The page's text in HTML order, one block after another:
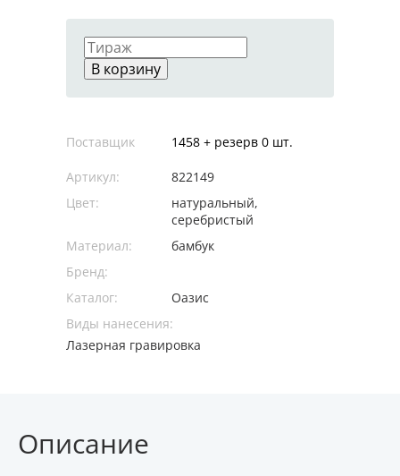
В корзину
Поставщик 1458 + резерв 0 шт.
Артикул:
822149
Цвет:
натуральный,
серебристый
Материал:
бамбук
Бренд:
Каталог:
Оазис
Виды нанесения:
Лазерная гравировка
Описание